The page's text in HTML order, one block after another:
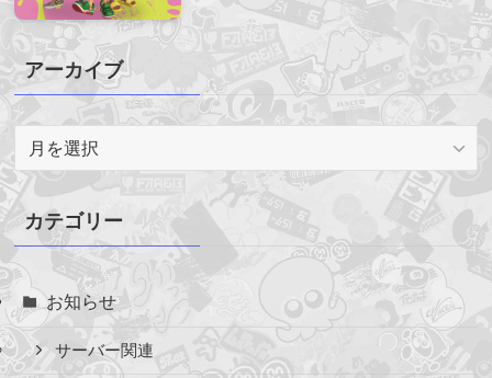
アーカイブ
カ
イ
ブ
カテゴリー
お知らせ
サーバー関連